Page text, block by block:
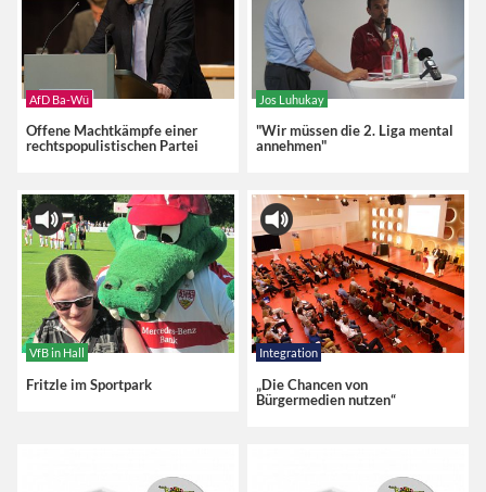
AfD Ba-Wü
Offene Machtkämpfe einer
rechtspopulistischen Partei
Jos Luhukay
"Wir müssen die 2. Liga mental
annehmen"
VfB in Hall
Fritzle im Sportpark
Integration
„Die Chancen von
Bürgermedien nutzen“